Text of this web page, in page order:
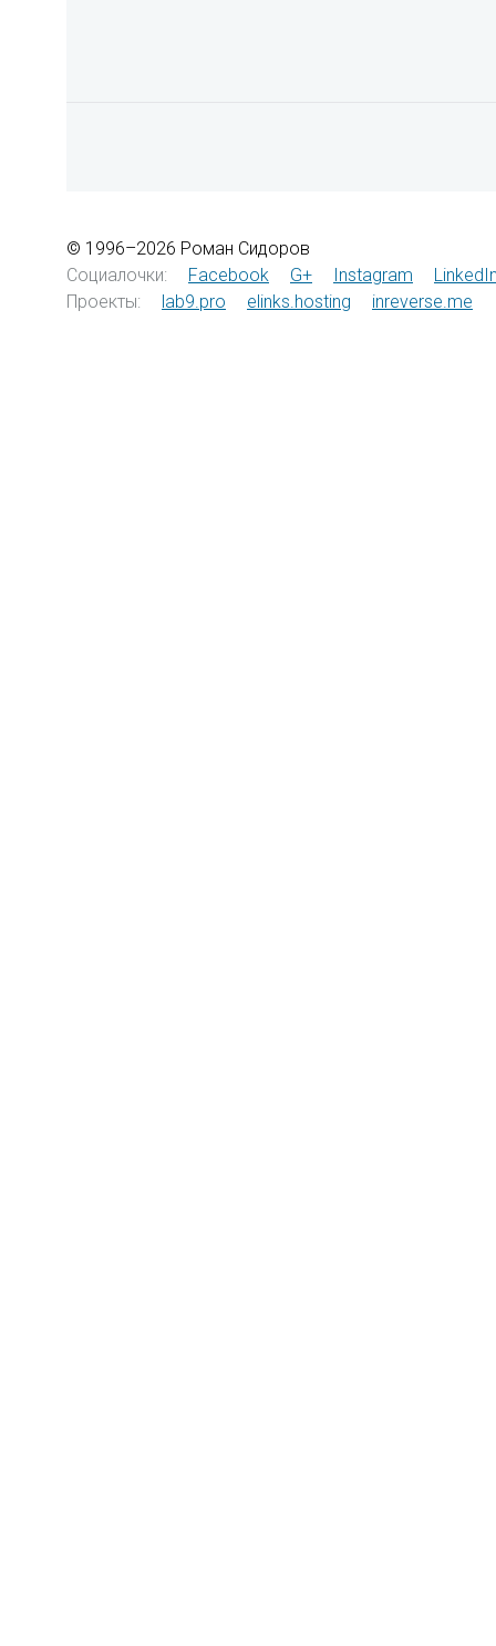
© 1996–2026 Роман Сидоров
Социалочки:
Facebook G+ Instagram
Проекты:
lab9.pro elinks.hosting inreverse.me